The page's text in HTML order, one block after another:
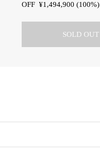
OFF¥1,494,900 (100%)
SOLD OUT